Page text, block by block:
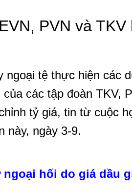
PVN và TKV
ngoại tệ thực hiện các
các tập đoàn TKV,
tỷ giá, tin từ cuộc
này, ngày 3-9.
hối do giá dầu